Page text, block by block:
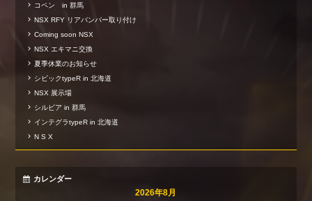
コペン in 群馬
NSX RFY リアバンパー取り付け
Coming soon NSX
NSX エキマニ交換
夏季休業のお知らせ
シビックtypeR in 北海道
NSX 展示場
シルビア in 群馬
インテグラtypeR in 北海道
N S X
カレンダー
2026年8月